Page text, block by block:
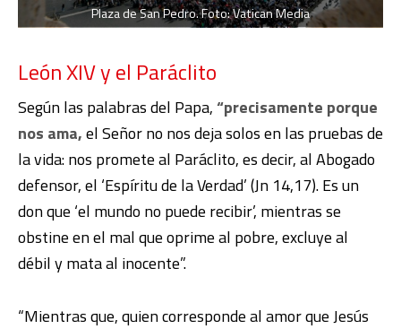
Plaza de San Pedro. Foto: Vatican Media
León XIV y el Paráclito
Según las palabras del Papa,“precisamente porque
nos ama,el Señor no nos deja solos en las pruebas de
la vida: nos promete al Paráclito, es decir, al Abogado
defensor, el ‘Espíritu de la Verdad’ (Jn 14,17). Es un
don que ‘el mundo no puede recibir’, mientras se
obstine en el mal que oprime al pobre, excluye al
débil y mata al inocente”.
“Mientras que, quien corresponde al amor que Jesús